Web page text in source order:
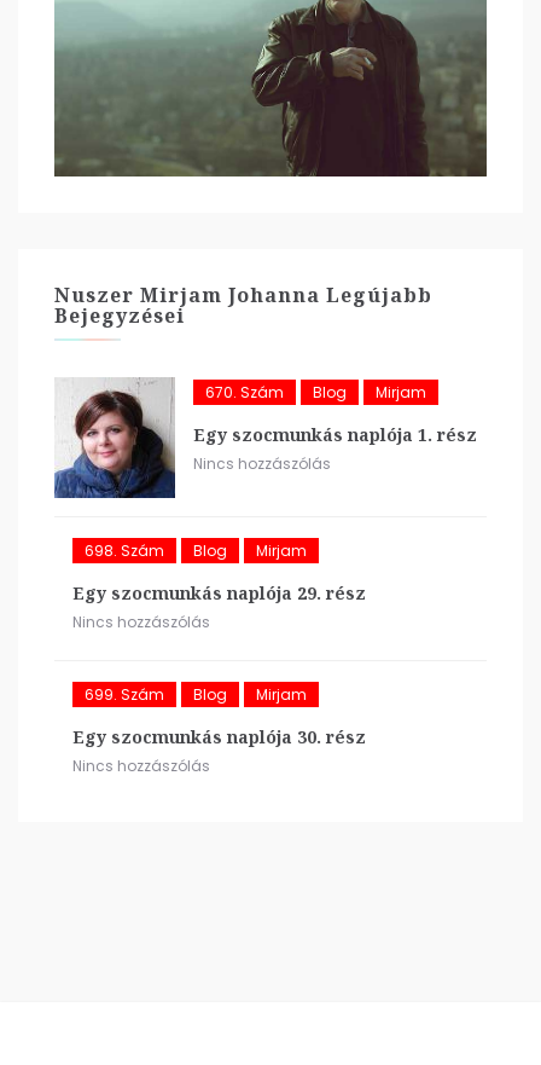
Nuszer Mirjam Johanna Legújabb
Bejegyzései
670. Szám Blog Mirjam
Egy szocmunkás naplója 1. rész
Nincs hozzászólás
698. Szám Blog Mirjam
Egy szocmunkás naplója 29. rész
Nincs hozzászólás
699. Szám Blog Mirjam
Egy szocmunkás naplója 30. rész
Nincs hozzászólás